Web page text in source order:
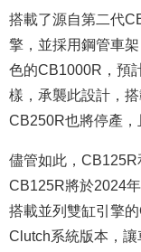
搭載了源自第二代
擎，並採用鋼管車
色的CB1000R，預
樣，承襲此設計，
CB250R也將停產，
儘管如此，
CB125R將於2024
搭載並列雙缸引擎
Clutch系統版本，